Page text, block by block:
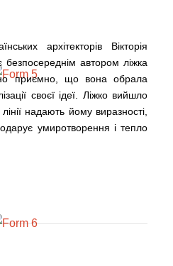
архітекторів Вікторія
безпосереднім автором ліжка
приємно, що вона обрала
своєї ідеї. Ліжко вийшло
надають йому виразності,
умиротворення і тепло